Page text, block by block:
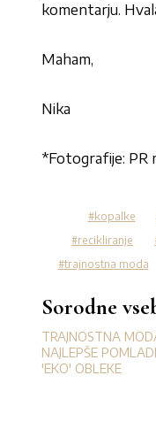
komentarju.
Maham,
Nika
*Fotografije: PR
kopalke
recikliranje
trajnostna moda
Sorodne
TRAJNOSTNA
NAJLEPŠE
'EKO' OBLEKE